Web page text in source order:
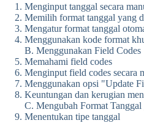
Menginput tanggal secara
Memilih format tanggal yang
Mengatur format tanggal
Menggunakan kode format
B. Menggunakan Field Codes
Memahami field codes
Menginput field codes secara
Menggunakan opsi "Update
Keuntungan dan kerugian
C. Mengubah Format Tanggal
Menentukan tipe tanggal